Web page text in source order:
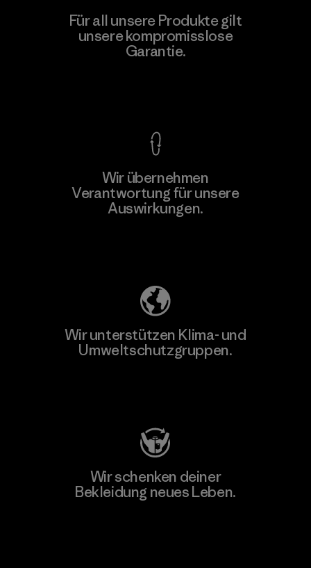
Greentech Headgear Company
Limited - Dong Nai
Für all unsere Produkte gilt
unsere kompromisslose
Garantie.
Wir übernehmen
Verantwortung für unsere
Auswirkungen.
Wir unterstützen Klima- und
Umweltschutzgruppen.
Wir schenken deiner
Bekleidung neues Leben.